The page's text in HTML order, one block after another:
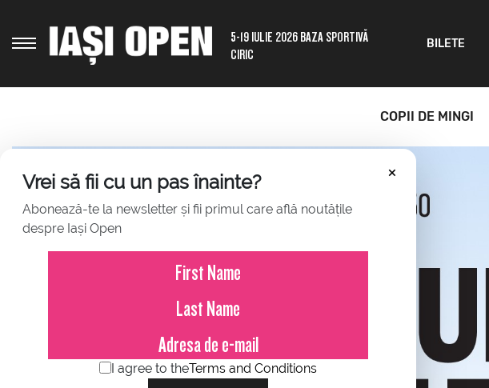
5-19 IULIE 2026 BAZA SPORTIVĂ
CIRIC
BILETE
×
Vrei să fii cu un pas înainte?
Abonează-te la newsletter și fii primul care află noutățile
despre Iași Open
I agree to theTerms and Conditions
COPII DE MINGI